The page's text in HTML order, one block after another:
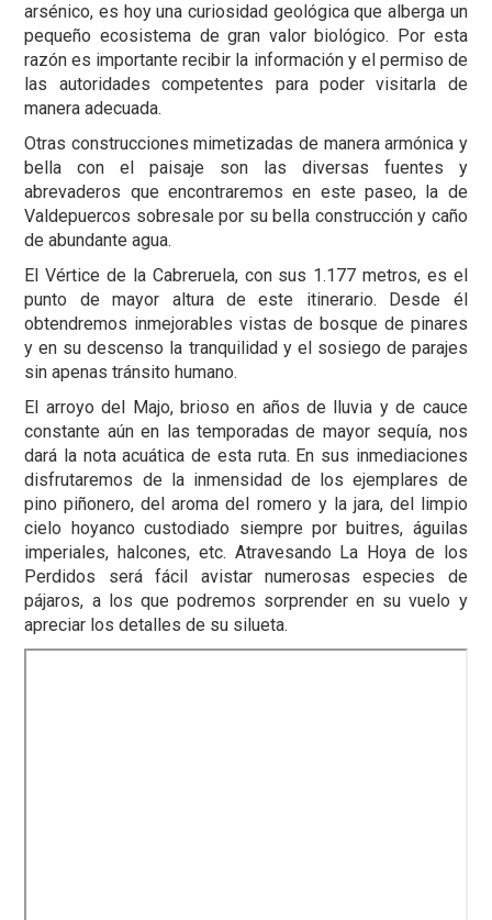
arsénico, es hoy una curiosidad geológica que alberga un
pequeño ecosistema de gran valor biológico. Por esta
razón es importante recibir la información y el permiso de
las autoridades competentes para poder visitarla de
manera adecuada.
Otras construcciones mimetizadas de manera armónica y
bella con el paisaje son las diversas fuentes y
abrevaderos que encontraremos en este paseo, la de
Valdepuercos sobresale por su bella construcción y caño
de abundante agua.
El Vértice de la Cabreruela, con sus 1.177 metros, es el
punto de mayor altura de este itinerario. Desde él
obtendremos inmejorables vistas de bosque de pinares
y en su descenso la tranquilidad y el sosiego de parajes
sin apenas tránsito humano.
El arroyo del Majo, brioso en años de lluvia y de cauce
constante aún en las temporadas de mayor sequía, nos
dará la nota acuática de esta ruta. En sus inmediaciones
disfrutaremos de la inmensidad de los ejemplares de
pino piñonero, del aroma del romero y la jara, del limpio
cielo hoyanco custodiado siempre por buitres, águilas
imperiales, halcones, etc. Atravesando La Hoya de los
Perdidos será fácil avistar numerosas especies de
pájaros, a los que podremos sorprender en su vuelo y
apreciar los detalles de su silueta.